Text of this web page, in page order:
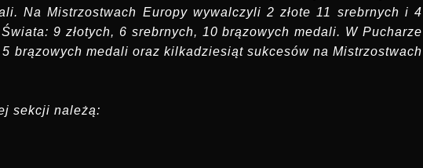
Na Mistrzostwach Europy wywalczyli 2 złote 11 srebrnych i 4
9 złotych, 6 srebrnych, 10 brązowych medali. W Pucharze
brązowych medali oraz kilkadziesiąt sukcesów na Mistrzostwach
sekcji należą: